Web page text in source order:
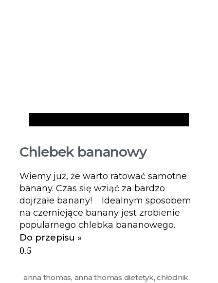
Chlebek bananowy
Wiemy już, że warto ratować samotne
banany. Czas się wziąć za bardzo
dojrzałe banany! Idealnym sposobem
na czerniejące banany jest zrobienie
popularnego chlebka bananowego.
Do przepisu »
anna thomas, anna thomas dietetyk,chłodnik,